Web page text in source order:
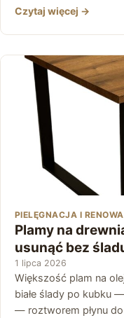
Czytaj więcej →
PIELĘGNACJA I
Plamy na
usunąć bez
1 lipca 2026
Większość plam na
białe ślady po kubku
— roztworem płynu